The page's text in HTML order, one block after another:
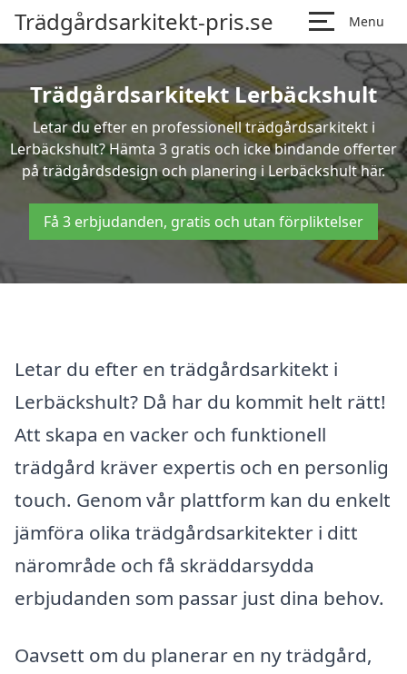
Trädgårdsarkitekt-pris.se Menu
Trädgårdsarkitekt Lerbäckshult
Letar du efter en professionell trädgårdsarkitekt i
Lerbäckshult? Hämta 3 gratis och icke bindande offerter
på trädgårdsdesign och planering i Lerbäckshult här.
Få 3 erbjudanden, gratis och utan förpliktelser
Letar du efter en trädgårdsarkitekt i
Lerbäckshult? Då har du kommit helt rätt!
Att skapa en vacker och funktionell
trädgård kräver expertis och en personlig
touch. Genom vår plattform kan du enkelt
jämföra olika trädgårdsarkitekter i ditt
närområde och få skräddarsydda
erbjudanden som passar just dina behov.
Oavsett om du planerar en ny trädgård,